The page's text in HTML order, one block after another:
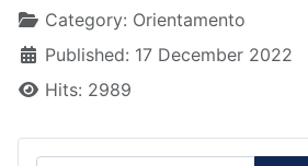
DetailsCategory: Orientamento
Published: 17 December 2022
Hits: 2989